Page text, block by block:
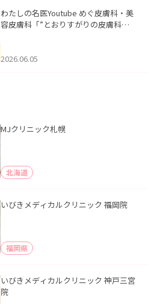
わたしの名医Youtube めぐ皮膚科・美
容皮膚科「”とおりすがりの皮膚科
2026.06.05
MJクリニック札幌
北海道
いびきメディカルクリニック 福岡院
福岡県
いびきメディカルクリニック 神戸三宮
院